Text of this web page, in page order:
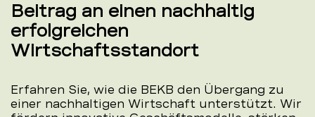
Beitrag an einen nachhaltig
erfolgreichen
Wirtschaftsstandort
Erfahren Sie, wie die BEKB den Übergang zu
einer nachhaltigen Wirtschaft unterstützt. Wir